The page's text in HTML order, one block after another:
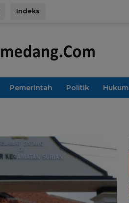
Indeks
Pemerintah Politik Hukum